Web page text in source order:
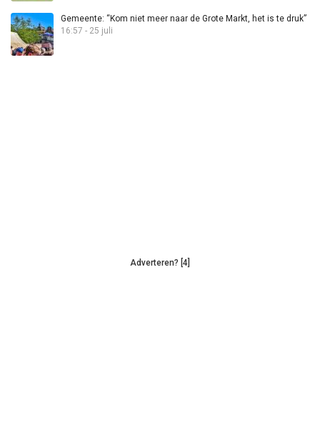
Gemeente: “Kom niet meer naar de Grote Markt, het is te druk”
16:57 - 25 juli
Adverteren? [4]